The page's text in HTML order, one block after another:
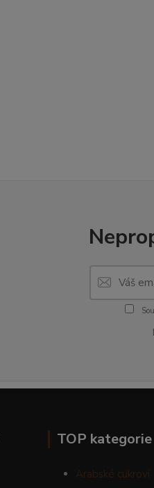
TOP kategorie
Arabské cukroví